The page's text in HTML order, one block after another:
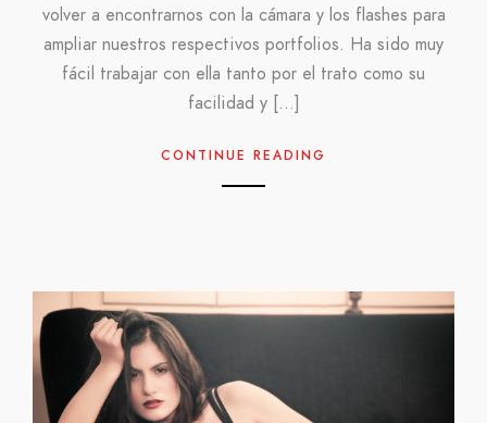
volver a encontrarnos con la cámara y los flashes para
ampliar nuestros respectivos portfolios. Ha sido muy
fácil trabajar con ella tanto por el trato como su
facilidad y […]
CONTINUE READING